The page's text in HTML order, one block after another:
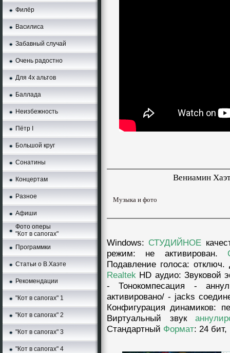
Филёр
Василиса
Забавный случай
Очень радостно
Для 4х альтов
Баллада
Неизбежность
Пётр I
Большой круг
Сонатины
Концертам
Разное
Афиши
Фото оперы
"Кот в сапогах"
Программки
Статьи о В.Хаэте
Рекомендации
"Кот в сапогах" 1
"Кот в сапогах" 2
"Кот в сапогах" 3
"Кот в сапогах" 4
Вениамин
Музыка и фото
Windows: СТУДИЙНОЕ
режим: нe aктивирован.
Подавление голоса:
Realtek HD аудио: Звуковой
- Тонокомпесация -
активировано/ - jacks
Конфигурация динамиков:
Виртуальный звук
Стандартный Формат: 24 бит,